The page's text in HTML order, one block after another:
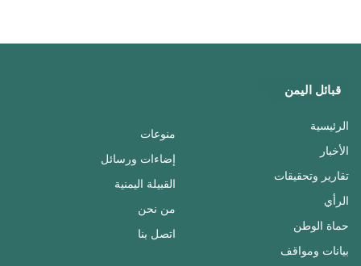
قبائل اليمن
الرئيسية
الأخبار
تقارير وتحقيقات
الرأي
حماة الوطن
بيانات ومواقف
منوعات
إضاءات ورسائل
القبيلة اليمنية
من نحن
اتصل بنا